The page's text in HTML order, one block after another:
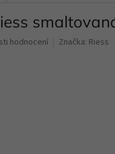
hodnocení Značka: Riess